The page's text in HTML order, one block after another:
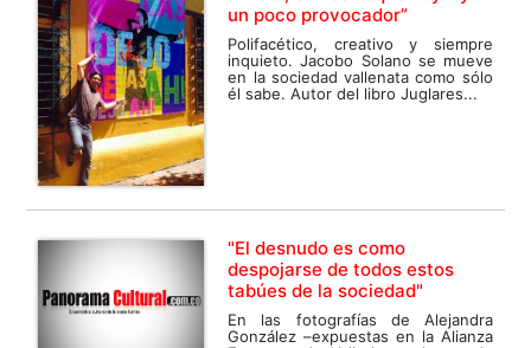
un poco provocador”
Polifacético, creativo y siempre
inquieto. Jacobo Solano se mueve
en la sociedad vallenata como sólo
él sabe. Autor del libro Juglares...
"El desnudo es como
despojarse de todos estos
tabúes de la sociedad"
En las fotografías de Alejandra
González –expuestas en la Alianza